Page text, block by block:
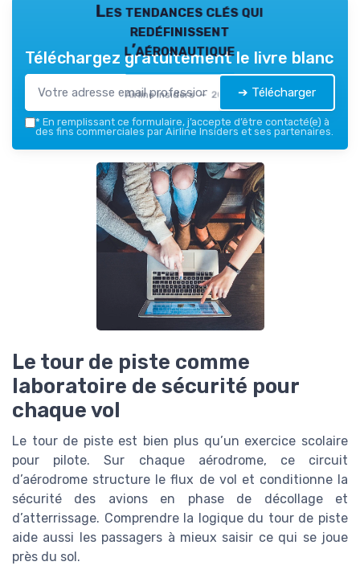
Les tendances clés qui
redéfinissent
l’aéronautique
Airline Insiders — 2026
Téléchargez gratuitement le livre blanc
➔ Télécharger
* En remplissant ce formulaire, j’accepte d’être contacté(e) à
des fins commerciales par Airline Insiders et ses partenaires.
Le tour de piste comme
laboratoire de sécurité pour
chaque vol
Le tour de piste est bien plus qu’un exercice scolaire
pour pilote. Sur chaque aérodrome, ce circuit
d’aérodrome structure le flux de vol et conditionne la
sécurité des avions en phase de décollage et
d’atterrissage. Comprendre la logique du tour de piste
aide aussi les passagers à mieux saisir ce qui se joue
près du sol.